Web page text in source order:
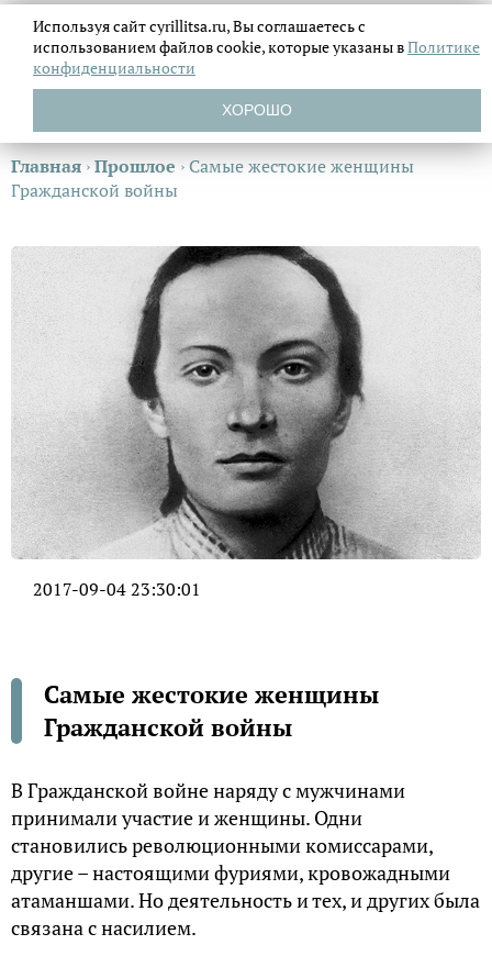
Главная ›Прошлое ›Самые жестокие женщины
Гражданской войны
2017-09-04 23:30:01
Самые жестокие женщины
Гражданской войны
В Гражданской войне наряду с мужчинами
принимали участие и женщины. Одни
становились революционными комиссарами,
другие – настоящими фуриями, кровожадными
атаманшами. Но деятельность и тех, и других была
связана с насилием.
Используя сайт cyrillitsa.ru, Вы соглашаетесь с
использованием файловcookie, которые указаны вПолитике
конфиденциальности
ХОРОШО